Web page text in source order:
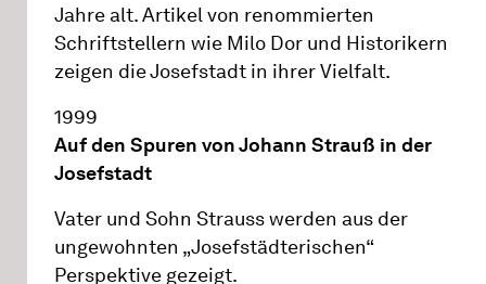
Jahre alt. Artikel von renommierten
Schriftstellern wie Milo Dor und Historikern
zeigen die Josefstadt in ihrer Vielfalt.
1999
Auf den Spuren von Johann Strauß in der
Josefstadt
Vater und Sohn Strauss werden aus der
ungewohnten „Josefstädterischen“
Perspektive gezeigt.